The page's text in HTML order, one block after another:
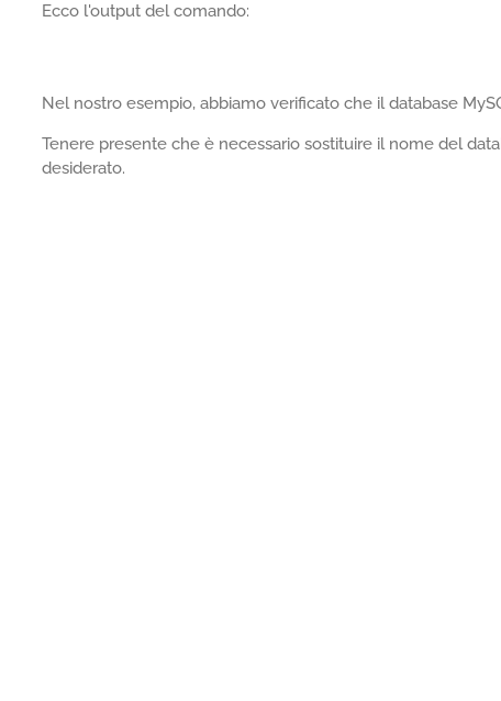
Ecco l'output del comando:
Nel nostro esempio, abbiamo verificato che il database
Tenere presente che è necessario sostituire il nome del
desiderato.